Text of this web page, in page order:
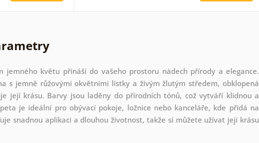
jemného květu přináší do vašeho prostoru nádech přírody a elegance.
s jemně růžovými okvětními lístky a živým žlutým středem, obklopená
její krásu. Barvy jsou laděny do přírodních tónů, což vytváří klidnou a
je ideální pro obývací pokoje, ložnice nebo kanceláře, kde přidá na
snadnou aplikaci a dlouhou životnost, takže si můžete užívat její krásu